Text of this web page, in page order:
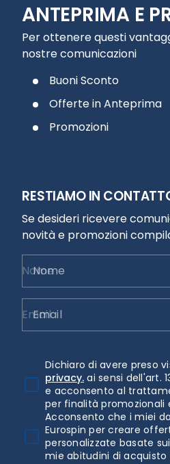
ANTEPRIMA E
Per ottenere questi
nostre comunicazioni
Buoni Sconto
Offerte in Anteprima
Promozioni
RESTIAMO IN
Se desideri ricevere
novità e promozioni
Nome
Email
Dichiaro di avere preso
privacy. ai sensi dell'art.
e acconsento al
per finalità promozionali
Acconsento che i miei
Eurospin per creare
personalizzate basate
mie abitudini di